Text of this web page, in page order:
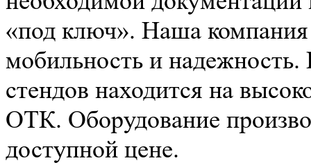
«под ключ». Наша компания
мобильность и
стендов находится на
ОТК. Оборудование
доступной цене.